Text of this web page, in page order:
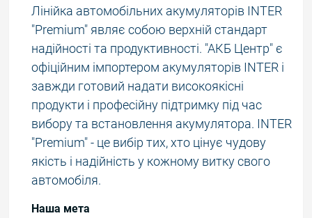
Лінійка автомобільних акумуляторів INTER
"Premium" являє собою верхній стандарт
надійності та продуктивності. "АКБ Центр" є
офіційним імпортером акумуляторів INTER і
завжди готовий надати високоякісні
продукти і професійну підтримку під час
вибору та встановлення акумулятора. INTER
"Premium" - це вибір тих, хто цінує чудову
якість і надійність у кожному витку свого
автомобіля.
Наша мета